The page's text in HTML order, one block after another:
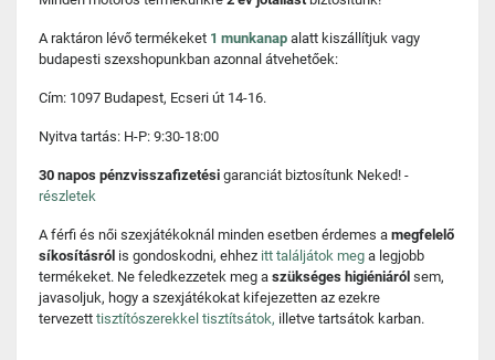
A raktáron lévő termékeket 1 munkanap alatt kiszállítjuk vagy
budapesti szexshopunkban azonnal átvehetőek:
Cím: 1097 Budapest, Ecseri út 14-16.
Nyitva tartás: H-P: 9:30-18:00
30 napos pénzvisszafizetési garanciát biztosítunk Neked! -
részletek
A férfi és női szexjátékoknál minden esetben érdemes a megfelelő
síkosításról is gondoskodni, ehhez itt találjátok meg a legjobb
termékeket. Ne feledkezzetek meg a szükséges higiéniáról sem,
javasoljuk, hogy a szexjátékokat kifejezetten az ezekre
tervezett tisztítószerekkel tisztítsátok, illetve tartsátok karban.